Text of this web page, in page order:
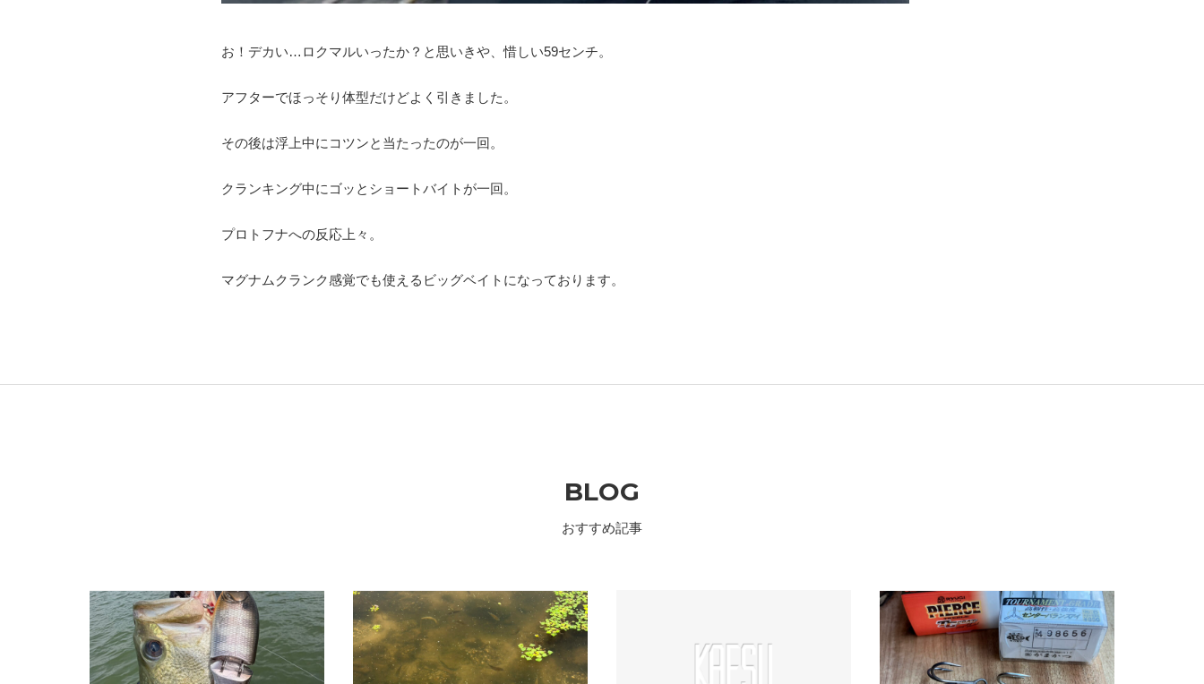
お！デカい…ロクマルいったか？と思いきや、惜しい59センチ。
アフターでほっそり体型だけどよく引きました。
その後は浮上中にコツンと当たったのが一回。
クランキング中にゴッとショートバイトが一回。
プロトフナへの反応上々。
マグナムクランク感覚でも使えるビッグベイトになっております。
BLOG
おすすめ記事